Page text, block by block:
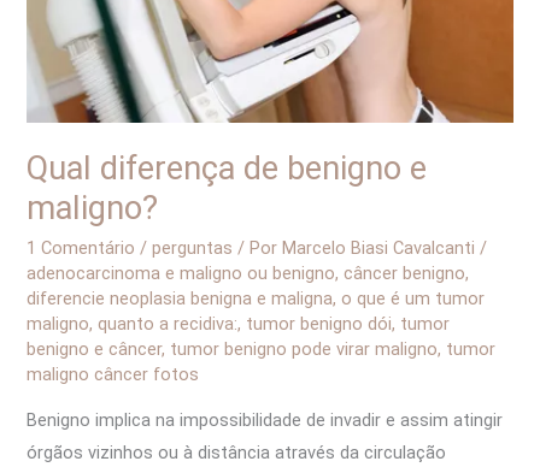
Qual diferença de benigno e
maligno?
1 Comentário /perguntas / PorMarcelo Biasi Cavalcanti /
adenocarcinoma e maligno ou benigno, câncer benigno,
diferencie neoplasia benigna e maligna, o que é um tumor
maligno, quanto a recidiva:, tumor benigno dói, tumor
benigno e câncer, tumor benigno pode virar maligno, tumor
maligno câncer fotos
Benigno implica na impossibilidade de invadir e assim atingir
órgãos vizinhos ou à distância através da circulação